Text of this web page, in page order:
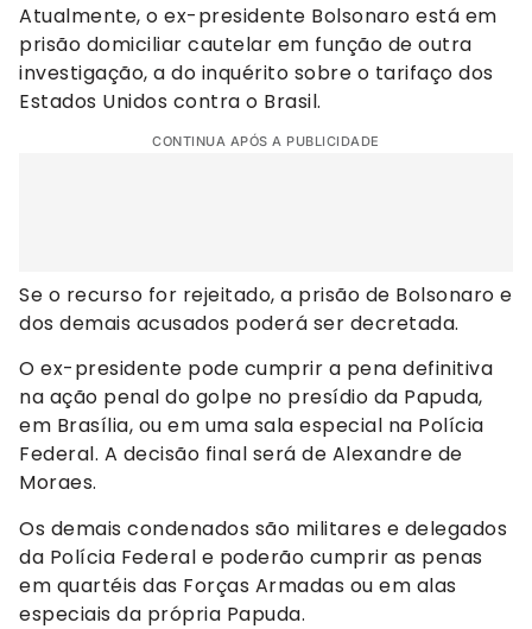
Atualmente, o ex-presidente Bolsonaro está em
prisão domiciliar cautelar em função de outra
investigação, a do inquérito sobre o tarifaço dos
Estados Unidos contra o Brasil.
CONTINUA APÓS A PUBLICIDADE
Se o recurso for rejeitado, a prisão de Bolsonaro e
dos demais acusados poderá ser decretada.
O ex-presidente pode cumprir a pena definitiva
na ação penal do golpe no presídio da Papuda,
em Brasília, ou em uma sala especial na Polícia
Federal. A decisão final será de Alexandre de
Moraes.
Os demais condenados são militares e delegados
da Polícia Federal e poderão cumprir as penas
em quartéis das Forças Armadas ou em alas
especiais da própria Papuda.